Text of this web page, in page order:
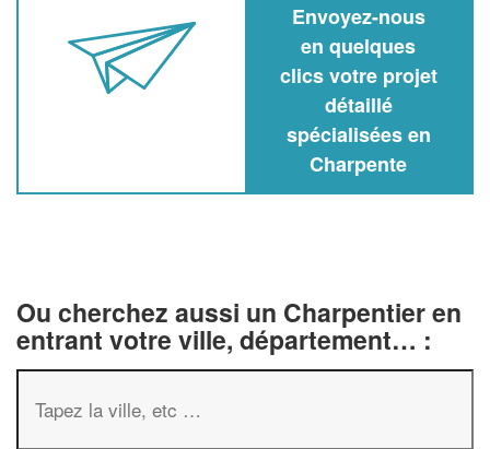
Envoyez-nous
en quelques
clics votre projet
détaillé
spécialisées en
Charpente
Ou cherchez aussi un Charpentier en
entrant votre ville, département… :